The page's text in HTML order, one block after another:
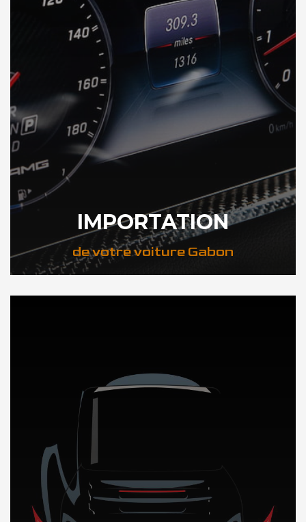
IMPORTATION
de votre voiture Gabon
DÉCOUVREZ NOTRE IMPORTATION AUTO au Gabon